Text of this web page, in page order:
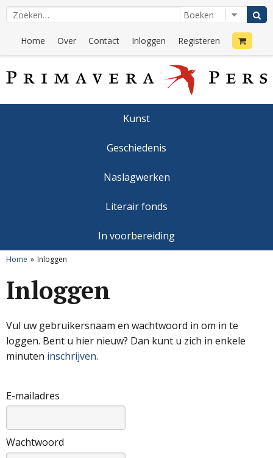
Home Over Contact Inloggen Registeren
Kunst
Geschiedenis
Naslagwerken
Literair fonds
In voorbereiding
Home Inloggen
Inloggen
Vul uw gebruikersnaam en wachtwoord in om in te
loggen. Bent u hier nieuw? Dan kunt u zich in enkele
minuten inschrijven.
E-mailadres
Wachtwoord